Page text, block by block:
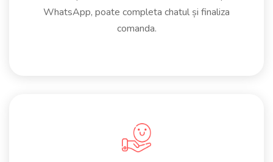
WhatsApp, poate completa chatul și finaliza
comanda.